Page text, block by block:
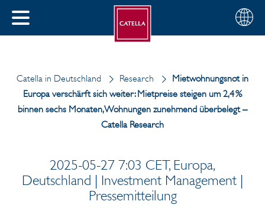
SCHLIESSEN
Wählen
Sie
Deutsch
Catella in Deutschland Research
Mietwohnungsnot in
Europa verschärft sich weiter: Mietpreise steigen um 2,4 %
binnen sechs Monaten, Wohnungen zunehmend überbelegt –
Catella Research
2025-05-27 7:03 CET, Europa,
Deutschland | Investment Management |
Pressemitteilung